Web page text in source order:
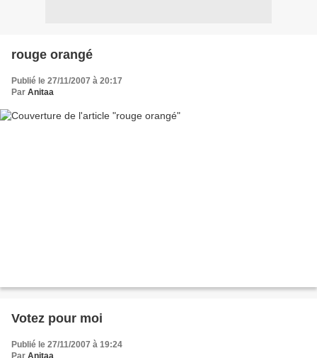
rouge orangé
Publié le 27/11/2007 à 20:17
Par Anitaa
Votez pour moi
Publié le 27/11/2007 à 19:24
Par Anitaa